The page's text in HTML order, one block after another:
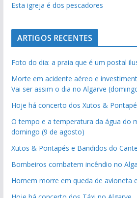
Esta igreja é dos pescadores
ARTIGOS RECENTES
Foto do dia: a praia que é um postal
Morte em acidente aéreo e
Vai ser assim o dia no Algarve
Hoje há concerto dos Xutos &
O tempo e a temperatura da água do
domingo (9 de agosto)
Xutos & Pontapés e Bandidos do
Bombeiros combatem incêndio no
Homem morre em queda de avioneta